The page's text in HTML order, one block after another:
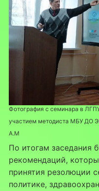
Фотография с семинара в
участием методиста МБУ ДО
А.М
По итогам заседания
рекомендаций,
принятия резолюции
политике,